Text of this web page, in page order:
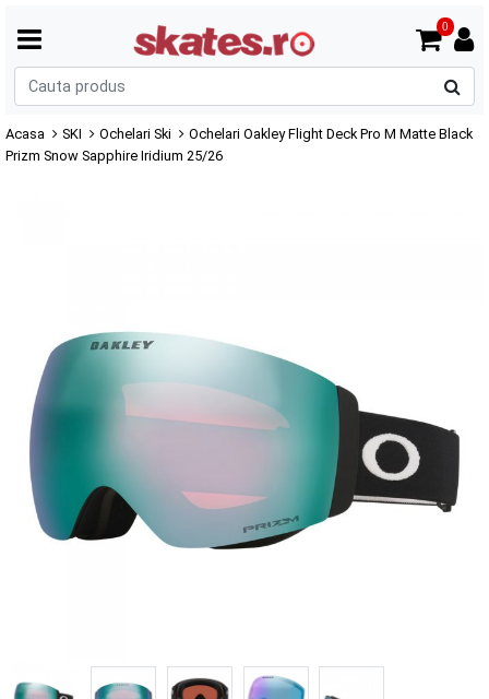
0
Acasa SKI Ochelari Ski
Ochelari Oakley Flight Deck Pro M Matte Black
Prizm Snow Sapphire Iridium 25/26